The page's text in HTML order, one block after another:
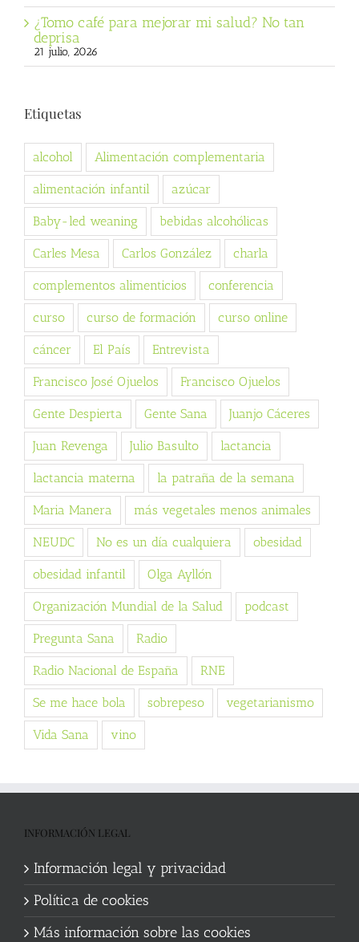
¿Tomo café para mejorar mi salud? No tan
deprisa
21 julio, 2026
Etiquetas
alcohol Alimentación complementaria
alimentación infantil azúcar
Baby-led weaning bebidas alcohólicas
Carles Mesa Carlos González charla
complementos alimenticios conferencia
curso curso de formación curso online
cáncer El País Entrevista
Francisco José Ojuelos Francisco Ojuelos
Gente Despierta Gente Sana Juanjo Cáceres
Juan Revenga Julio Basulto lactancia
lactancia materna la patraña de la semana
Maria Manera más vegetales menos animales
NEUDC No es un día cualquiera obesidad
obesidad infantil Olga Ayllón
Organización Mundial de la Salud podcast
Pregunta Sana Radio
Radio Nacional de España RNE
Se me hace bola sobrepeso vegetarianismo
Vida Sana vino
INFORMACIÓN LEGAL
Información legal y privacidad
Política de cookies
Más información sobre las cookies